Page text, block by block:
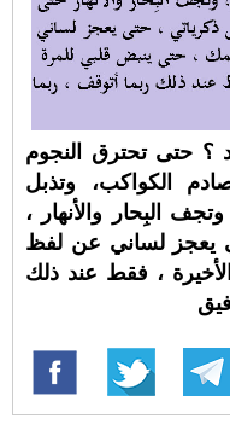
؟ حتى تحترق النجوم
الكواكب، وتذبل
البِحار والأنهار ،
يعجز لساني عن لفظ
، فقط عند ذلك